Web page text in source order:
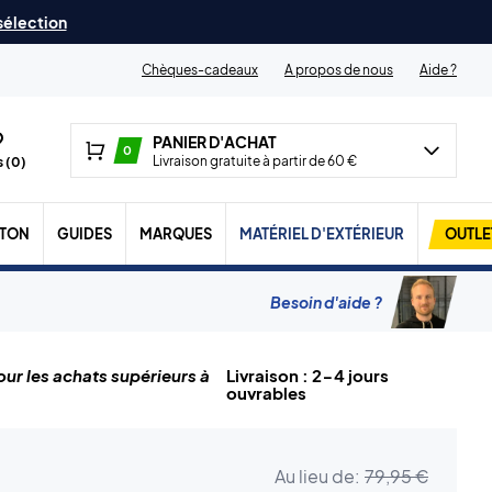
Chèques-cadeaux A propos de nous Aide ?
(0)
0 PANIER D'ACHAT
Livraison gratuite à partir de 60 €
GUIDES MARQUES MATÉRIEL D'EXTÉRIEUR
Besoin d'aide ?
les achats supérieurs à
Livraison : 2-4 jours
ouvrables
Au lieu de: 79,95 €